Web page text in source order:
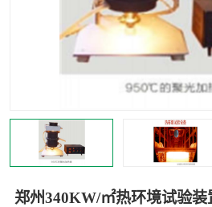
郑州340KW/㎡热环境试验装
高温涂料
快速红外辐射聚焦炉 烤